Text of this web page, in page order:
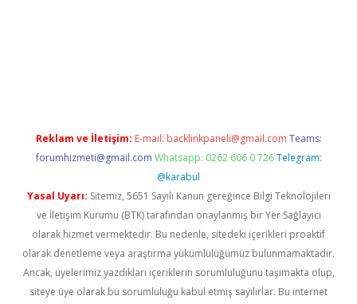
Reklam ve İletişim: E-mail: backlinkpaneli@gmail.com Teams:
forumhizmeti@gmail.com Whatsapp: 0262 606 0 726 Telegram:
@karabul
Yasal Uyarı: Sitemiz, 5651 Sayılı Kanun gereğince Bilgi Teknolojileri
ve İletişim Kurumu (BTK) tarafından onaylanmış bir Yer Sağlayıcı
olarak hizmet vermektedir. Bu nedenle, sitedeki içerikleri proaktif
olarak denetleme veya araştırma yükümlülüğümüz bulunmamaktadır.
Ancak, üyelerimiz yazdıkları içeriklerin sorumluluğunu taşımakta olup,
siteye üye olarak bu sorumluluğu kabul etmiş sayılırlar. Bu internet